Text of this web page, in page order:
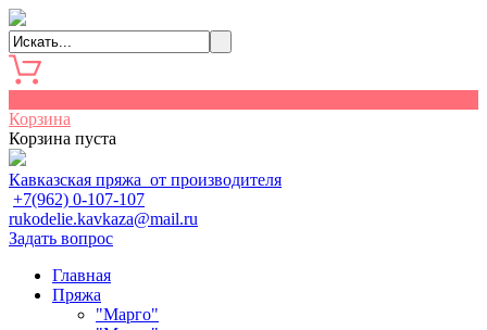
Корзина
Корзина пуста
Кавказская пряжа от производителя
+7(962) 0-107-107
rukodelie.kavkaza@mail.ru
Задать вопрос
Главная
Пряжа
"Марго"